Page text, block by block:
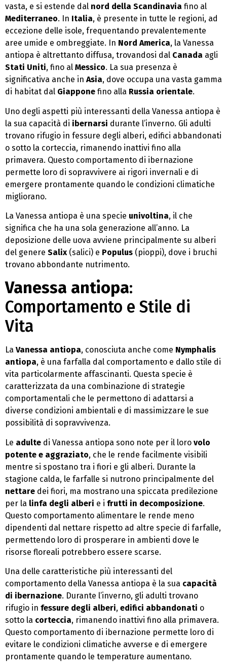
vasta, e si estende dal nord della Scandinavia fino al
Mediterraneo. In Italia, è presente in tutte le regioni, ad
eccezione delle isole, frequentando prevalentemente
aree umide e ombreggiate. In Nord America, la Vanessa
antiopa è altrettanto diffusa, trovandosi dal Canada agli
Stati Uniti, fino al Messico. La sua presenza è
significativa anche in Asia, dove occupa una vasta gamma
di habitat dal Giappone fino alla Russia orientale.
Uno degli aspetti più interessanti della Vanessa antiopa è
la sua capacità di ibernarsi durante l’inverno. Gli adulti
trovano rifugio in fessure degli alberi, edifici abbandonati
o sotto la corteccia, rimanendo inattivi fino alla
primavera. Questo comportamento di ibernazione
permette loro di sopravvivere ai rigori invernali e di
emergere prontamente quando le condizioni climatiche
migliorano.
La Vanessa antiopa è una specie univoltina, il che
significa che ha una sola generazione all’anno. La
deposizione delle uova avviene principalmente su alberi
del genere Salix(salici) e Populus (pioppi), dove i bruchi
trovano abbondante nutrimento.
Vanessa antiopa:
Comportamento e Stile di
Vita
La Vanessa antiopa, conosciuta anche come Nymphalis
antiopa, è una farfalla dal comportamento e dallo stile di
vita particolarmente affascinanti. Questa specie è
caratterizzata da una combinazione di strategie
comportamentali che le permettono di adattarsi a
diverse condizioni ambientali e di massimizzare le sue
possibilità di sopravvivenza.
Le adulte di Vanessa antiopa sono note per il loro volo
potente e aggraziato, che le rende facilmente visibili
mentre si spostano tra i fiori e gli alberi. Durante la
stagione calda, le farfalle si nutrono principalmente del
nettare dei fiori, ma mostrano una spiccata predilezione
per la linfa degli alberi e i frutti in decomposizione.
Questo comportamento alimentare le rende meno
dipendenti dal nettare rispetto ad altre specie di farfalle,
permettendo loro di prosperare in ambienti dove le
risorse floreali potrebbero essere scarse.
Una delle caratteristiche più interessanti del
comportamento della Vanessa antiopa è la sua capacità
di ibernazione. Durante l’inverno, gli adulti trovano
rifugio in fessure degli alberi, edifici abbandonati o
sotto la corteccia, rimanendo inattivi fino alla primavera.
Questo comportamento di ibernazione permette loro di
evitare le condizioni climatiche avverse e di emergere
prontamente quando le temperature aumentano.